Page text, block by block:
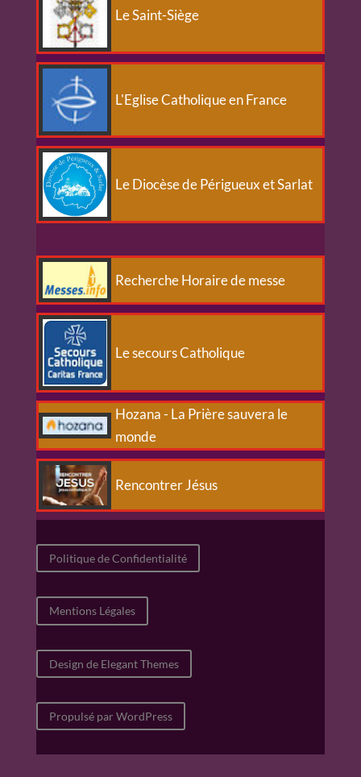
Le Saint-Siège
L'Eglise Catholique en France
Le Diocèse de Périgueux et Sarlat
Recherche Horaire de messe
Le secours Catholique
Hozana - La Prière sauvera le
monde
Rencontrer Jésus
Politique de Confidentialité
Mentions Légales
Design de Elegant Themes
Propulsé par WordPress